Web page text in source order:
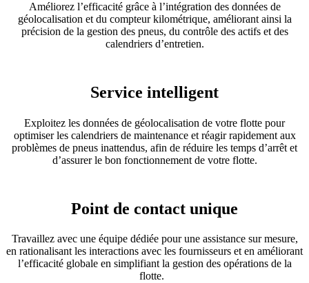
Améliorez l’efficacité grâce à l’intégration des données de
géolocalisation et du compteur kilométrique, améliorant ainsi la
précision de la gestion des pneus, du contrôle des actifs et des
calendriers d’entretien.
Service intelligent
Exploitez les données de géolocalisation de votre flotte pour
optimiser les calendriers de maintenance et réagir rapidement aux
problèmes de pneus inattendus, afin de réduire les temps d’arrêt et
d’assurer le bon fonctionnement de votre flotte.
Point de contact unique
Travaillez avec une équipe dédiée pour une assistance sur mesure,
en rationalisant les interactions avec les fournisseurs et en améliorant
l’efficacité globale en simplifiant la gestion des opérations de la
flotte.